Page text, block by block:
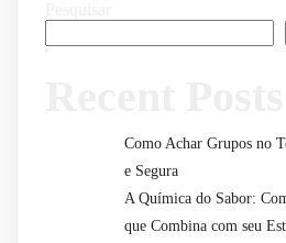
Como Achar Grupos no
e Segura
A Química do Sabor:
que Combina com seu